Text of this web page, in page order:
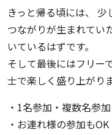
きっと帰る頃には、
つながりが生まれてい
いているはずです。
そして最後にはフリー
士で楽しく盛り上がり
・1名参加・複数名参
・お連れ様の参加も